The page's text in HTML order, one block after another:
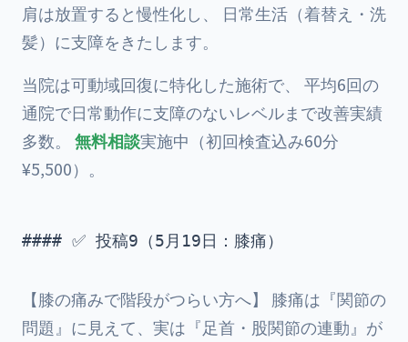
肩は放置すると慢性化し、 日常生活（着替え・洗
髪）に支障をきたします。
当院は可動域回復に特化した施術で、 平均6回の
通院で日常動作に支障のないレベルまで改善実績
多数。 無料相談実施中（初回検査込み60分
¥5,500）。
#### ✅ 投稿9（5月19日：膝痛）
【膝の痛みで階段がつらい方へ】 膝痛は『関節の
問題』に見えて、実は『足首・股関節の連動』が